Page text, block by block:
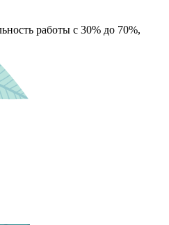
работы с 30% до 70%,